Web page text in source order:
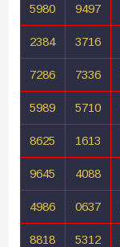
5980 9497
2384 3716
7286 7336
5989 5710
8625 1613
9645 4088
4986 0637
8818 5312